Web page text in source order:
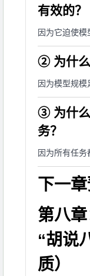
有效的？
因为它迫使
② 为什么
因为模型规
③ 为什么
务？
因为所有任务
下一
第八
“胡说
质）